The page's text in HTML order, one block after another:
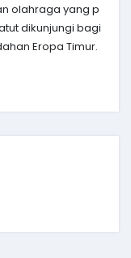
olahraga yang p
dikunjungi bagi
Eropa Timur.